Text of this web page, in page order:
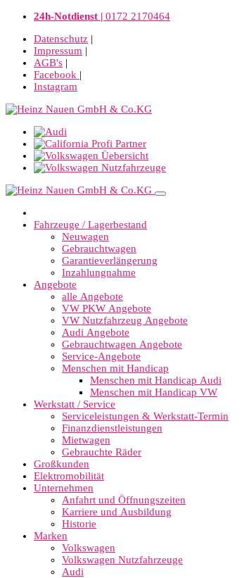
24h-Notdienst | 0172 2170464
Datenschutz |
Impressum |
AGB's |
Facebook |
Instagram
Fahrzeuge / Lagerbestand
Neuwagen
Gebrauchtwagen
Garantieverlängerung
Inzahlungnahme
Angebote
alle Angebote
VW PKW Angebote
VW Nutzfahrzeug Angebote
Audi Angebote
Gebrauchtwagen Angebote
Service-Angebote
Menschen mit Handicap
Menschen mit Handicap Audi
Menschen mit Handicap VW
Werkstatt / Service
Serviceleistungen & Werkstatt-Termin
Finanzdienstleistungen
Mietwagen
Gebrauchte Räder
Großkunden
Elektromobilität
Unternehmen
Anfahrt und Öffnungszeiten
Karriere und Ausbildung
Historie
Marken
Volkswagen
Volkswagen Nutzfahrzeuge
Audi